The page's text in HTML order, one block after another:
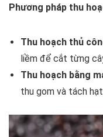
Phương pháp thu
Thu hoạch thủ
liềm để cắt từng
Thu hoạch bằng
thu gom và tách